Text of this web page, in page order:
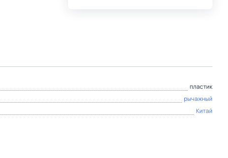
пластик
рычажный
Китай